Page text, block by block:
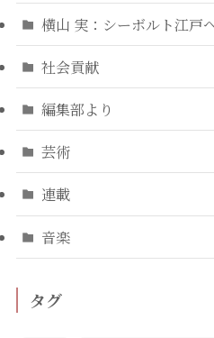
横山 実：シーボルト江戸
社会貢献
編集部より
芸術
連載
音楽
タグ